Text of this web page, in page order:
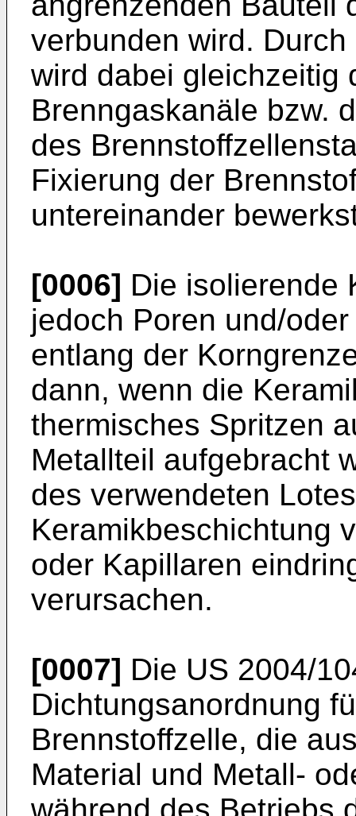
verbunden wird.
wird dabei gleichzeitig
Brenngaskanäle bzw.
des
Fixierung der
untereinander
[0006] Die isolierende
jedoch Poren und/
entlang der
dann, wenn die
thermisches Spritzen
Metallteil aufgebracht
des verwendeten
Keramikbeschichtung
oder Kapillaren
verursachen.
[0007] Die US 2004/
Dichtungsanordnung
Brennstoffzelle, die
Material und Metall-